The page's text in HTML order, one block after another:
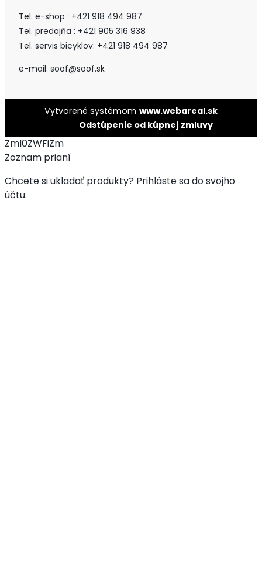
Tel. e-shop : +421 918 494 987
Tel. predajňa : +421 905 316 938
Tel. servis bicyklov: +421 918 494 987
e-mail: soof@soof.sk
Vytvorené systémom www.webareal.sk
Odstúpenie od kúpnej zmluvy
ZmI0ZWFiZm
Zoznam prianí
Chcete si ukladať produkty? Prihláste sado svojho
účtu.